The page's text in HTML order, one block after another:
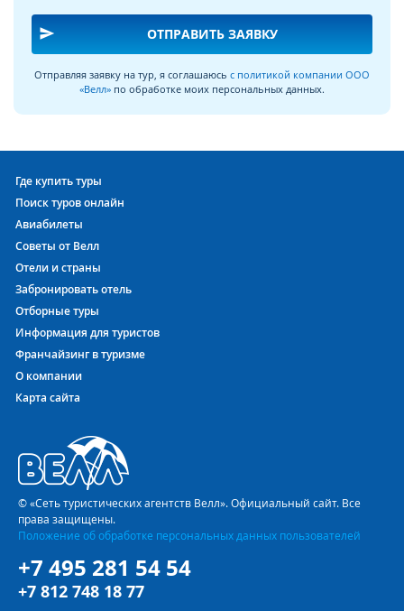
send ОТПРАВИТЬ ЗАЯВКУ
Отправляя заявку на тур, я соглашаюсь с политикой компании ООО
«Велл» по обработке моих персональных данных.
Где купить туры
Поиск туров онлайн
Авиабилеты
Советы от Велл
Отели и страны
Забронировать отель
Отборные туры
Информация для туристов
Франчайзинг в туризме
О компании
Карта сайта
© «Сеть туристических агентств Велл». Официальный сайт. Все
права защищены.
Положение об обработке персональных данных пользователей
+7 495 281 54 54
+7 812 748 18 77